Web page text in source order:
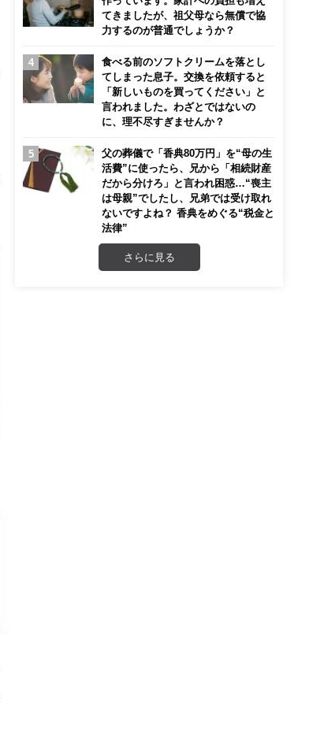
てきましたが、祖父母なら無償で協
力するのが普通でしょうか？
食べる前のソフトクリームを落とし
てしまった息子。交換を依頼すると
「新しいものを買ってください」と
言われました。わざとではないの
に、理不尽すぎませんか？
父の葬儀で「香典80万円」を“母の生
活費”に使ったら、兄から「相続財産
だから分けろ」と言われ困惑…“喪主
は母親”でしたし、兄弟では受け取れ
ないですよね？ 香典をめぐる“税金と
法律”
さらに見る